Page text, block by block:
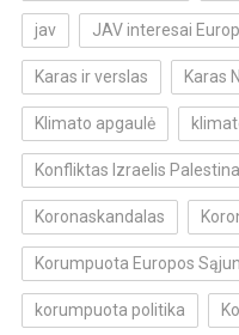
jav JAV interesai
Karas ir verslas Karas
Klimato apgaulė
Konfliktas Izraelis Palestina
Koronaskandalas
Korumpuota Europos
korumpuota politika